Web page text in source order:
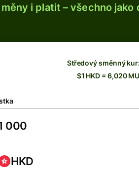
i platit – všechno jako
Středový směnný
$1 HKD = 6,020
HKD